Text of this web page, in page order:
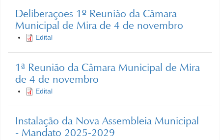
Deliberaçoes 1º Reunião da Câmara
Municipal de Mira de 4 de novembro
Edital
1ª Reunião da Câmara Municipal de Mira
de 4 de novembro
Edital
Instalação da Nova Assembleia Municipal
- Mandato 2025-2029